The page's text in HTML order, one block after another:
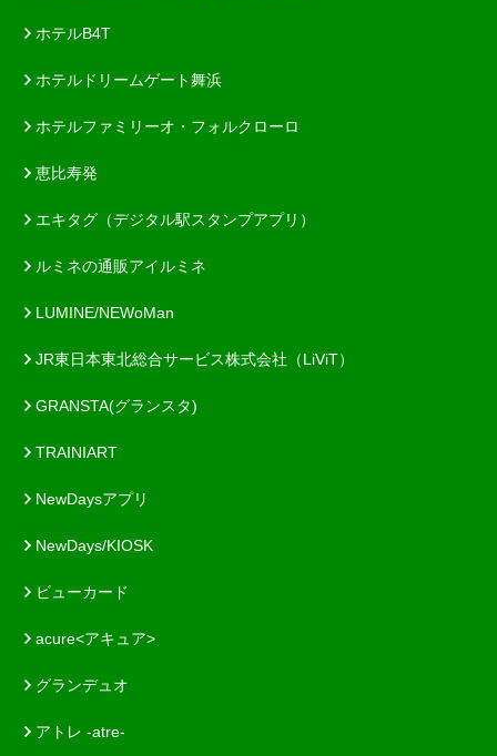
ホテルB4T
ホテルドリームゲート舞浜
ホテルファミリーオ・フォルクローロ
恵比寿発
エキタグ（デジタル駅スタンプアプリ）
ルミネの通販アイルミネ
LUMINE/NEWoMan
JR東日本東北総合サービス株式会社（LiViT）
GRANSTA(グランスタ)
TRAINIART
NewDaysアプリ
NewDays/KIOSK
ビューカード
acure<アキュア>
グランデュオ
アトレ -atre-